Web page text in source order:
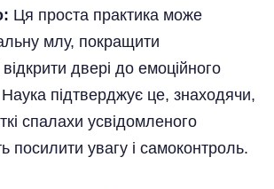
Ця проста практика може
млу, покращити
двері до емоційного
підтверджує це, знаходячи,
спалахи усвідомленого
посилити увагу і самоконтроль.